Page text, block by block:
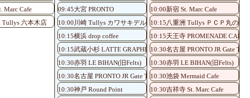
店
Marc Cafe
Tullys 六本木店
09:45大宮 PRONTO
10:00川崎 Tullys カワサキデルタ店
10:15横浜 drop coffee
10:15武蔵小杉 LATTE GRAPHIC
10:30赤羽 LE BIHAN(旧Felts)
10:30名古屋 PRONTO JR Gate Tower Store
10:30神戸 Round Point
10:00新宿 St. Marc Cafe
10:15八重洲 Tullys ＰＣＰ丸の内
10:15天王寺 PROMENADE CAFE
10:30名古屋 PRONTO JR Gate
10:30赤羽 LE BIHAN(旧Felts)
10:30池袋 Mermaid Cafe
10:30吉祥寺 St. Marc Cafe